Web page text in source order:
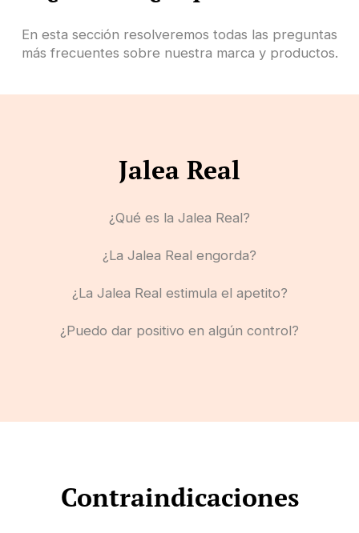
En esta sección resolveremos todas las preguntas
más frecuentes sobre nuestra marca y productos.
Jalea Real
¿Qué es la Jalea Real?
¿La Jalea Real engorda?
¿La Jalea Real estimula el apetito?
¿Puedo dar positivo en algún control?
Contraindicaciones